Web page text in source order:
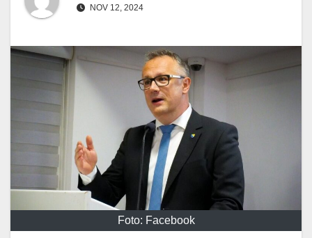
NOV 12, 2024
Foto: Facebook